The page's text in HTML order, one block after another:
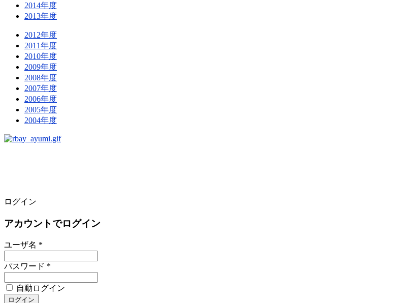
2014年度
2013年度
2012年度
2011年度
2010年度
2009年度
2008年度
2007年度
2006年度
2005年度
2004年度
ログイン
アカウントでログイン
ユーザ名 *
パスワード *
自動ログイン